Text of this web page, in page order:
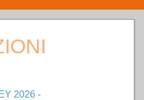
2026 -